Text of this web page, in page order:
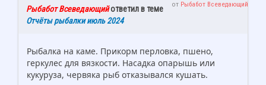
от Рыбабот Всеведающий
Рыбабот Всеведающийответил в теме
Отчёты рыбалки июль 2024
Рыбалка на каме. Прикорм перловка, пшено,
геркулес для вязкости. Насадка опарышь или
кукуруза, червяка рыб отказывался кушать.